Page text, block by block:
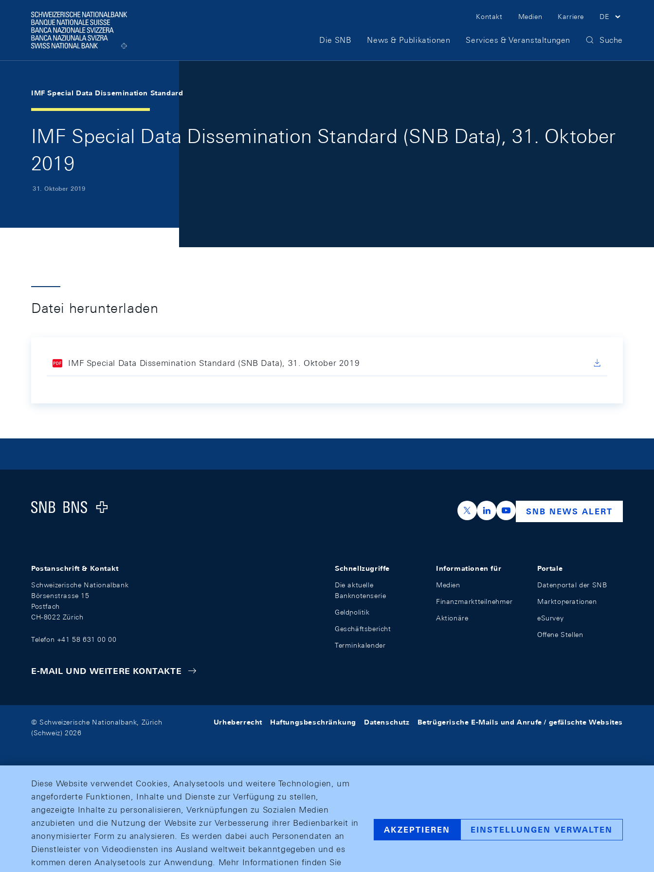
Logo
Meta Navigation
Kontakt Medien Karriere DE
Hauptnavigation
Die SNB News & Publikationen Services & Veranstaltungen Suche
IMF Special Data Dissemination Standard
IMF Special Data Dissemination Standard (SNB Data), 31. Oktober
2019
31. Oktober 2019
Datei herunterladen
IMF Special Data Dissemination Standard (SNB Data), 31. Oktober 2019
Logo
https://x.com/snb_bns
https://ch.linkedin.com/company/swiss-
https://www.youtube.com/
SNB NEWS ALERT
Postanschrift & Kontakt
Schweizerische Nationalbank
Börsenstrasse 15
Postfach
CH-8022 Zürich
Telefon +41 58 631 00 00
E-MAIL UND WEITERE KONTAKTE
Schnellzugriffe
Die aktuelle
Banknotenserie
Geldpolitik
Geschäftsbericht
Terminkalender
Informationen für
Medien
Finanzmarktteilnehmer
Aktionäre
Portale
Datenportal der SNB
Marktoperationen
eSurvey
Offene Stellen
© Schweizerische Nationalbank, Zürich
(Schweiz) 2026
Urheberrecht Haftungsbeschränkung Datenschutz Betrügerische E-Mails und Anrufe / gefälschte Websites
Diese Website verwendet Cookies, Analysetools und weitere Technologien, um
angeforderte Funktionen, Inhalte und Dienste zur Verfügung zu stellen,
angezeigte Inhalte zu personalisieren, Verknüpfungen zu Sozialen Medien
anzubieten und die Nutzung der Website zur Verbesserung ihrer Bedienbarkeit in
anonymisierter Form zu analysieren. Es werden dabei auch Personendaten an
Dienstleister von Videodiensten ins Ausland weltweit bekanntgegeben und es
kommen deren Analysetools zur Anwendung. Mehr Informationen finden Sie
AKZEPTIEREN EINSTELLUNGEN VERWALTEN